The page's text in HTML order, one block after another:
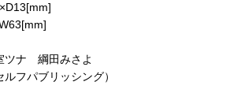
ツナ 綱田みさよ
フパブリッシング）